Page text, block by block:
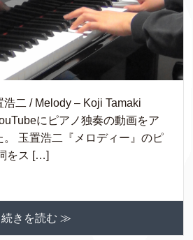
浩二 / Melody – Koji Tamaki
にピアノ独奏の動画をア
。 玉置浩二『メロディー』のピ
をス […]
続きを読む ≫